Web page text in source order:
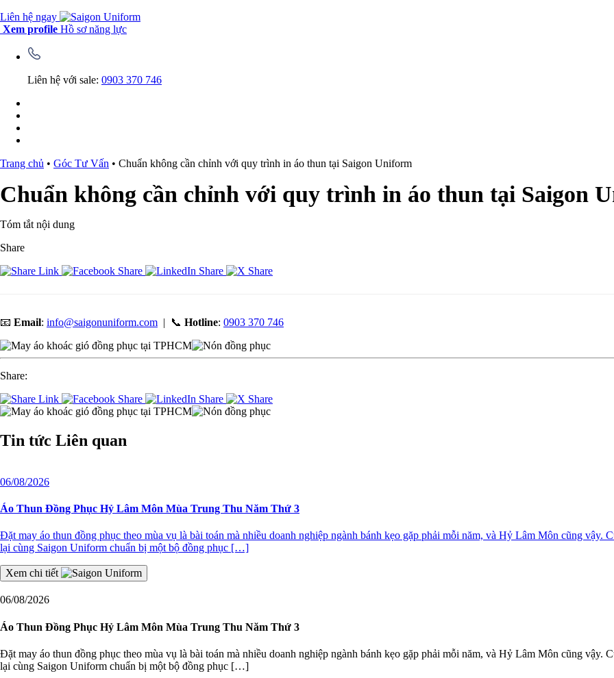
Liên hệ ngay
Xem profile Hồ sơ năng lực
Liên hệ với sale: 0903 370 746
Trang chủ • Góc Tư Vấn • Chuẩn không cần chỉnh với quy trình in áo thun tại Saigon Uniform
Chuẩn không cần chỉnh với quy trình in áo thun tại Saigon
Tóm tắt nội dung
Share
📧 Email: info@saigonuniform.com | 📞 Hotline: 0903 370 746
Share:
Tin tức Liên quan
06/08/2026
Áo Thun Đồng Phục Hỷ Lâm Môn Mùa Trung Thu Năm Thứ 3
Đặt may áo thun đồng phục theo mùa vụ là bài toán mà nhiều doanh nghiệp ngành bánh kẹo gặp phải mỗi năm, và Hỷ Lâm Môn cũng
lại cùng Saigon Uniform chuẩn bị một bộ đồng phục […]
Xem chi tiết
06/08/2026
Áo Thun Đồng Phục Hỷ Lâm Môn Mùa Trung Thu Năm Thứ 3
Đặt may áo thun đồng phục theo mùa vụ là bài toán mà nhiều doanh nghiệp ngành bánh kẹo gặp phải mỗi năm, và Hỷ Lâm Môn cũng
lại cùng Saigon Uniform chuẩn bị một bộ đồng phục […]